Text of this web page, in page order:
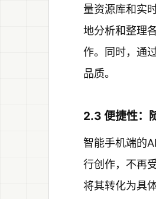
量资源库和实
地分析和整理
作。同时，通
品质。
2.3 便捷性：
智能手机端的
行创作，不再
将其转化为具